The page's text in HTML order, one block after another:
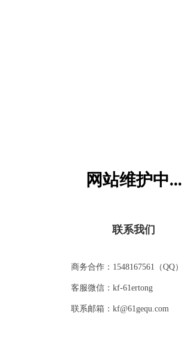
网站维护中...
联系我们
商务合作：1548167561（QQ）
客服微信：kf-61ertong
联系邮箱：kf@61gequ.com